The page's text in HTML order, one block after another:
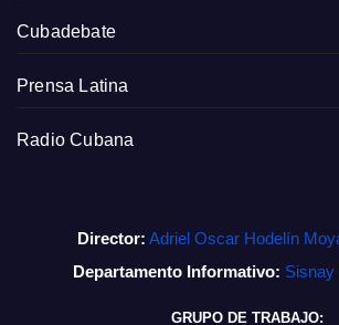
Cubadebate
Prensa Latina
Radio Cubana
Director: Adriel Oscar Hodelín
Departamento Informativo: Sisnay
GRUPO DE TRABAJO: